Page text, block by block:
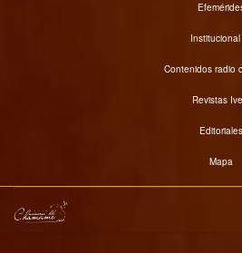
Institucional
Contenidos radio
Revistas
Editoriales
Mapa